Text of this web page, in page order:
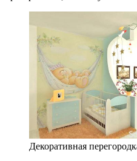
Декоративная